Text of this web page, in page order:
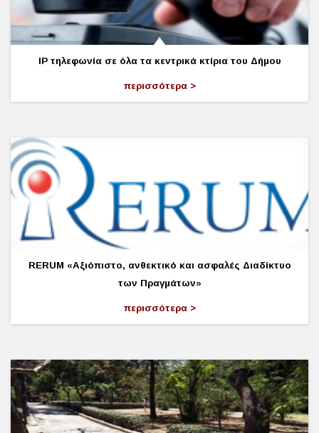
ΙΡ τηλεφωνία σε όλα τα κεντρικά κτίρια του Δήμου
περισσότερα
RERUM «Αξιόπιστο, ανθεκτικό και ασφαλές Διαδίκτυο
των Πραγμάτων»
περισσότερα